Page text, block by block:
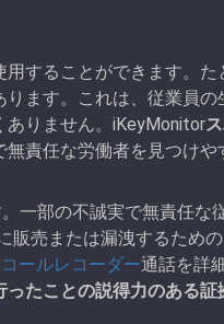
することができます。た
ます。これは、従業員の
ありません。iKeyMonitor
無責任な労働者を見つけや
一部の不誠実で無責任な
販売または漏洩するため
ールレコーダー通話を詳
たことの説得力のある証